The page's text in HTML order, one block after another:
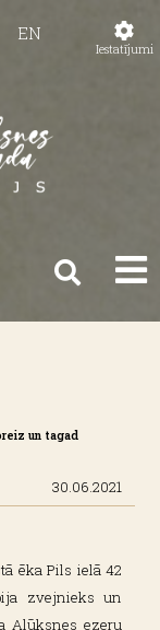
EN
un tagad
30.06.2021
ēka Pils ielā 42
zvejnieks un
Alūksnes ezeru
Iestatījumi